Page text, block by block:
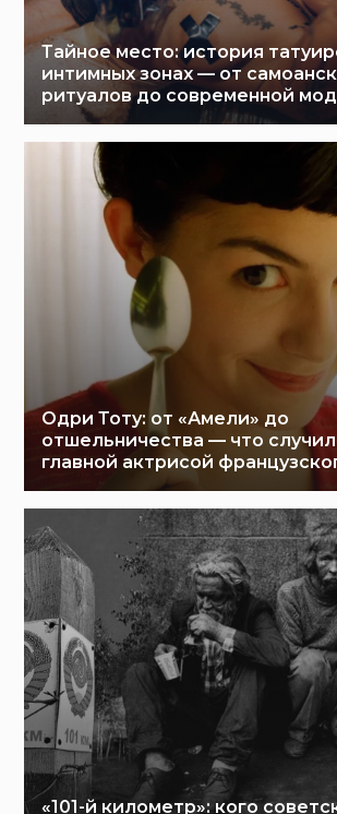
Тайное место: история
интимных зонах — от
ритуалов до современной
Одри Тоту: от «Амели» до
отшельничества — что
главной актрисой
«101-й километр»: кого